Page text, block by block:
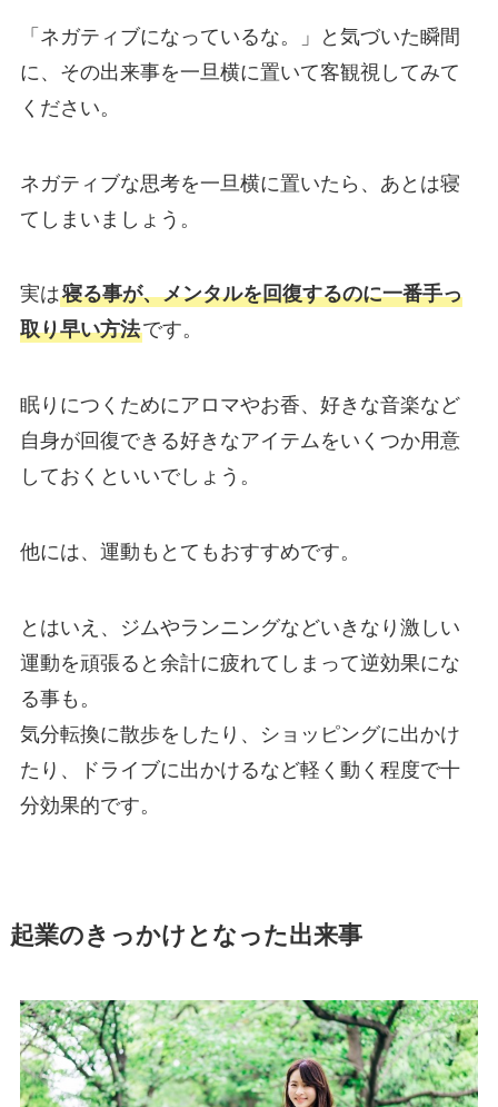
「ネガティブになっているな。」と気づいた瞬間
に、その出来事を一旦横に置いて客観視してみて
ください。
ネガティブな思考を一旦横に置いたら、あとは寝
てしまいましょう。
実は寝る事が、メンタルを回復するのに一番手っ
取り早い方法です。
眠りにつくためにアロマやお香、好きな音楽など
自身が回復できる好きなアイテムをいくつか用意
しておくといいでしょう。
他には、運動もとてもおすすめです。
とはいえ、ジムやランニングなどいきなり激しい
運動を頑張ると余計に疲れてしまって逆効果にな
る事も。
気分転換に散歩をしたり、ショッピングに出かけ
たり、ドライブに出かけるなど軽く動く程度で十
分効果的です。
起業のきっかけとなった出来事